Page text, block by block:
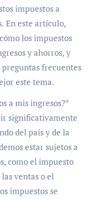
impuestos a
En este artículo,
los impuestos
y ahorros, y
frecuentes
este tema.
a mis ingresos?*
significativamente
del país y de la
estar sujetos a
como el impuesto
ventas o el
impuestos se